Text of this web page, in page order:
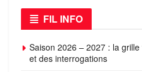
FIL INFO
Saison 2026 – 2027 : la
et des interrogations